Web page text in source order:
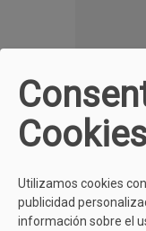
Utilizamos cookies
publicidad
información sobre el